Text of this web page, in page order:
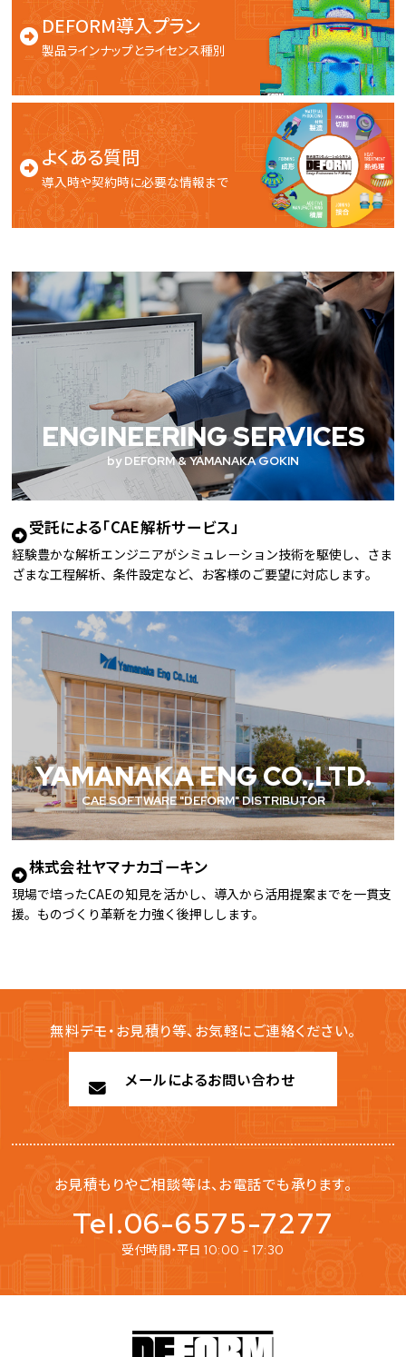
DEFORM導入プラン
製品ラインナップとライセンス種別
よくある質問
導入時や契約時に必要な情報まで
ENGINEERING SERVICES
by DEFORM & YAMANAKA GOKIN
受託による「CAE解析サービス」
経験豊かな解析エンジニアがシミュレーション技術を駆使し、さま
ざまな工程解析、条件設定など、お客様のご要望に対応します。
YAMANAKA ENG CO.,LTD.
CAE SOFTWARE "DEFORM" DISTRIBUTOR
株式会社ヤマナカゴーキン
現場で培ったCAEの知見を活かし、導入から活用提案までを一貫支
援。ものづくり革新を力強く後押しします。
無料デモ・お見積り等、お気軽にご連絡ください。
メールによるお問い合わせ
お見積もりやご相談等は、お電話でも承ります。
Tel.06-6575-7277
受付時間・平日10:00 - 17:30